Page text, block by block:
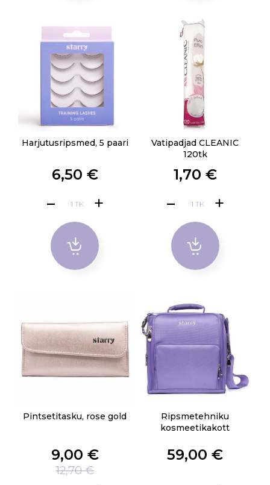
Harjutusripsmed, 5 paari
6,50 €
TK
Vatipadjad CLEANIC
120tk
1,70 €
TK
Pintsetitasku, rose gold
9,00 €
12,70 €
Ripsmetehniku
kosmeetikakott
59,00 €